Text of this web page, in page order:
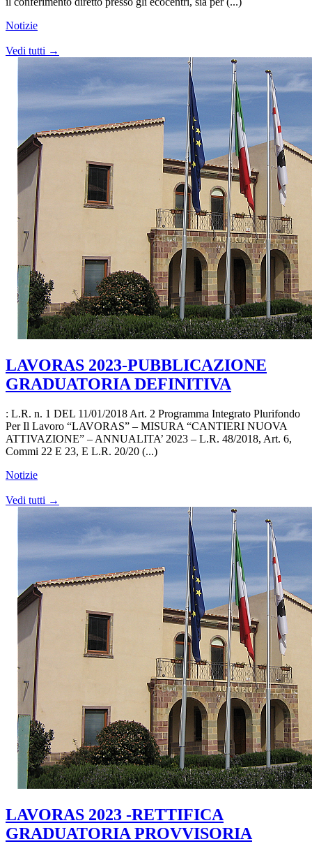
Notizie
Vedi tutti →
LAVORAS 2023-PUBBLICAZIONE
GRADUATORIA DEFINITIVA
: L.R. n. 1 DEL 11/01/2018 Art. 2 Programma Integrato Plurifondo
Per Il Lavoro “LAVORAS” – MISURA “CANTIERI NUOVA
ATTIVAZIONE” – ANNUALITA’ 2023 – L.R. 48/2018, Art. 6,
Commi 22 E 23, E L.R. 20/20 (...)
Notizie
Vedi tutti →
LAVORAS 2023 -RETTIFICA
GRADUATORIA PROVVISORIA